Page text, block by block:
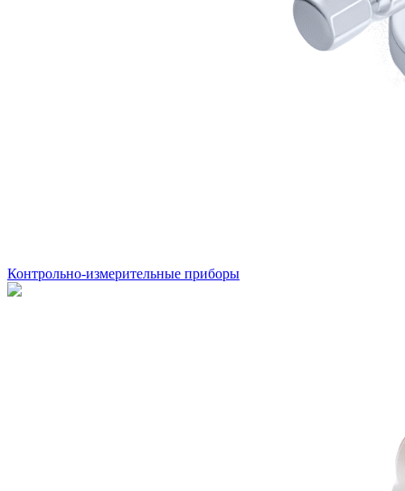
Контрольно-измерительные приборы